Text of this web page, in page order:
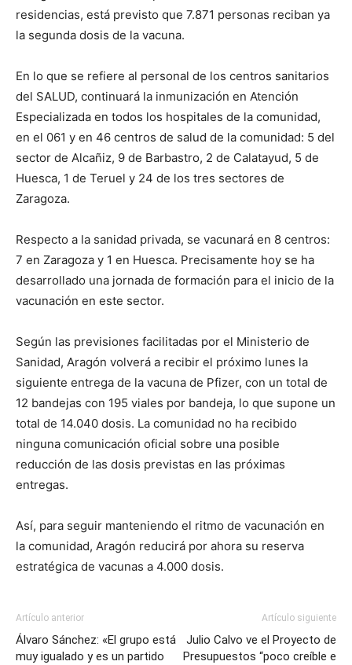
residencias, está previsto que 7.871 personas reciban ya
la segunda dosis de la vacuna.
En lo que se refiere al personal de los centros sanitarios
del SALUD, continuará la inmunización en Atención
Especializada en todos los hospitales de la comunidad,
en el 061 y en 46 centros de salud de la comunidad: 5 del
sector de Alcañiz, 9 de Barbastro, 2 de Calatayud, 5 de
Huesca, 1 de Teruel y 24 de los tres sectores de
Zaragoza.
Respecto a la sanidad privada, se vacunará en 8 centros:
7 en Zaragoza y 1 en Huesca. Precisamente hoy se ha
desarrollado una jornada de formación para el inicio de la
vacunación en este sector.
Según las previsiones facilitadas por el Ministerio de
Sanidad, Aragón volverá a recibir el próximo lunes la
siguiente entrega de la vacuna de Pfizer, con un total de
12 bandejas con 195 viales por bandeja, lo que supone un
total de 14.040 dosis. La comunidad no ha recibido
ninguna comunicación oficial sobre una posible
reducción de las dosis previstas en las próximas
entregas.
Así, para seguir manteniendo el ritmo de vacunación en
la comunidad, Aragón reducirá por ahora su reserva
estratégica de vacunas a 4.000 dosis.
Artículo anterior
Álvaro Sánchez: «El grupo está
muy igualado y es un partido
Artículo siguiente
Julio Calvo ve el Proyecto de
Presupuestos “poco creíble e